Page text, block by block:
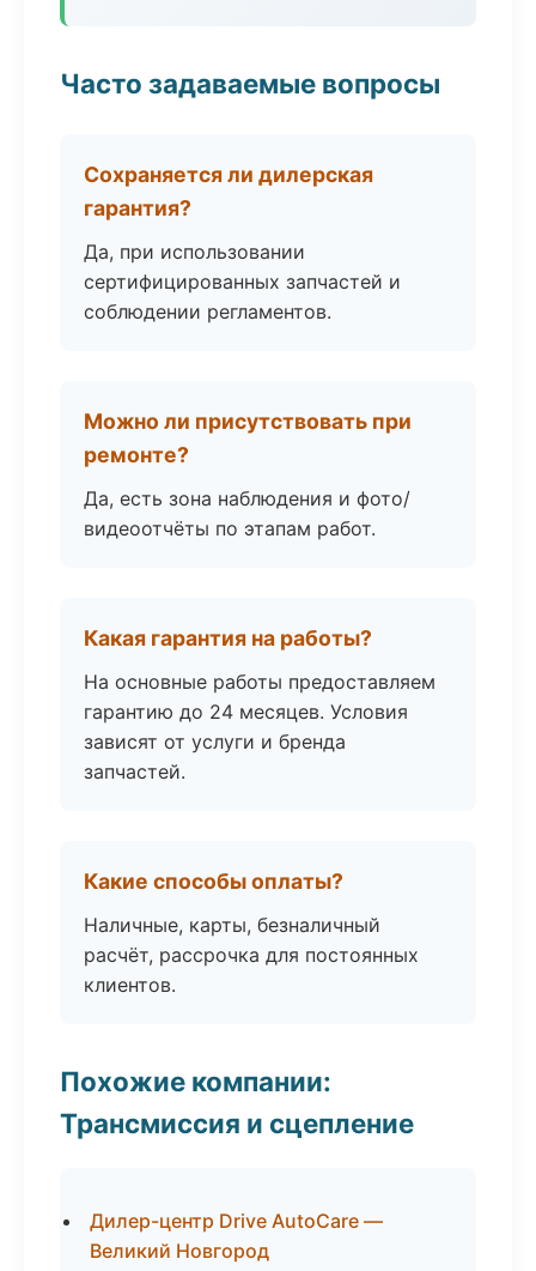
Часто задаваемые вопросы
Сохраняется ли дилерская
гарантия?
Да, при использовании
сертифицированных запчастей и
соблюдении регламентов.
Можно ли присутствовать при
ремонте?
Да, есть зона наблюдения и фото/
видеоотчёты по этапам работ.
Какая гарантия на работы?
На основные работы предоставляем
гарантию до 24 месяцев. Условия
зависят от услуги и бренда
запчастей.
Какие способы оплаты?
Наличные, карты, безналичный
расчёт, рассрочка для постоянных
клиентов.
Похожие компании:
Трансмиссия и сцепление
Дилер-центр Drive AutoCare —
Великий Новгород